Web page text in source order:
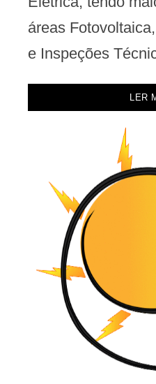
áreas
e Inspeções
LER